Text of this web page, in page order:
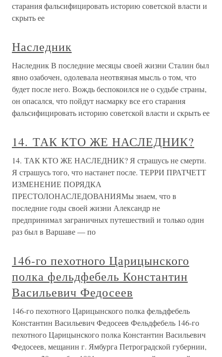
старания фальсифицировать историю советской власти и
скрыть ее
Наследник
Наследник В последние месяцы своей жизни Сталин был
явно озабочен, одолевала неотвязная мысль о том, что
будет после него. Вождь беспокоился не о судьбе страны,
он опасался, что пойдут насмарку все его старания
фальсифицировать историю советской власти и скрыть ее
14. ТАК КТО ЖЕ НАСЛЕДНИК?
14. ТАК КТО ЖЕ НАСЛЕДНИК? Я страшусь не смерти.
Я страшусь того, что настанет после. ТЕРРИ ПРАТЧЕТТ
ИЗМЕНЕНИЕ ПОРЯДКА
ПРЕСТОЛОНАСЛЕДОВАНИЯМы знаем, что в
последние годы своей жизни Александр не
предпринимал заграничных путешествий и только один
раз был в Варшаве — по
146-го пехотного Царицынского
полка фельдфебель Константин
Васильевич Федосеев
146-го пехотного Царицынского полка фельдфебель
Константин Васильевич Федосеев Фельдфебель 146-го
пехотного Царицынского полка Константин Васильевич
Федосеев, мещанин г. Ямбурга Петроградской губернии,